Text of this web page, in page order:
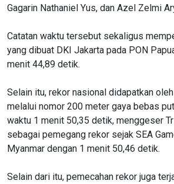
Gagarin Nathaniel Yus, dan Azel Zelmi
Catatan waktu tersebut sekaligus
yang dibuat DKI Jakarta pada PON
menit 44,89 detik.
Selain itu, rekor nasional didapatkan
melalui nomor 200 meter gaya bebas
waktu 1 menit 50,35 detik, menggeser
sebagai pemegang rekor sejak SEA
Myanmar dengan 1 menit 50,46 detik.
Selain dari itu, pemecahan rekor juga